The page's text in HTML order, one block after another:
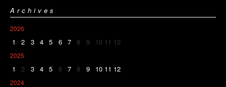
Archives
2026
1 2 3 4 5 6 7 8 9 10 11 12
2025
1 2 3 4 5 6 7 8 9 10 11 12
2024